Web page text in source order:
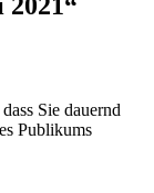
Sie dauernd
Publikums